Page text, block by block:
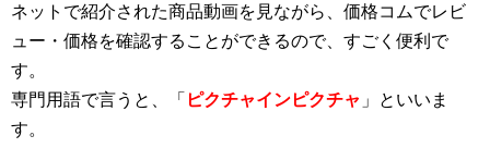
ネットで紹介された商品動画を見ながら、価格コムでレビ
ュー・価格を確認することができるので、すごく便利で
す。
専門用語で言うと、「 ピクチャインピクチャ 」といいま
す。